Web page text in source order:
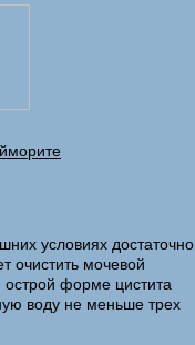
условиях достаточно
очистить мочевой
острой форме цистита
воду не меньше трех